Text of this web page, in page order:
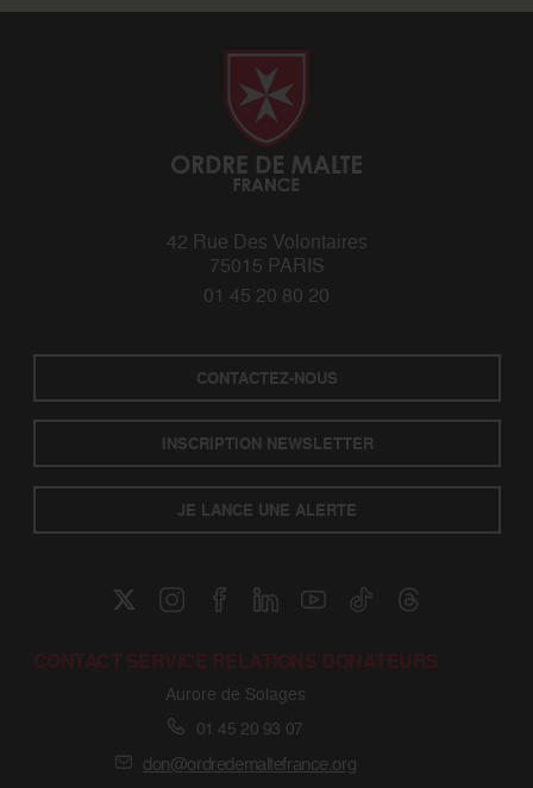
42 Rue Des Volontaires
75015 PARIS
01 45 20 80 20
CONTACTEZ-NOUS
INSCRIPTION NEWSLETTER
JE LANCE UNE ALERTE
CONTACT SERVICE RELATIONS DONATEURS
Aurore de Solages
01 45 20 93 07
don@ordredemaltefrance.org